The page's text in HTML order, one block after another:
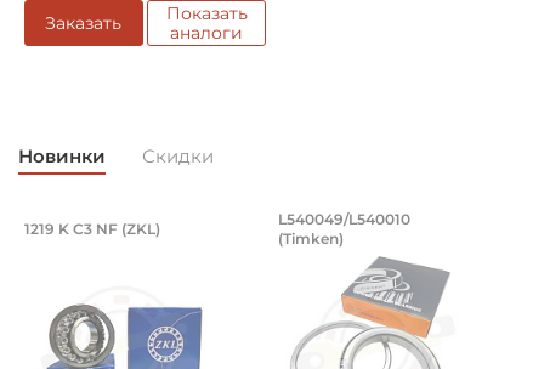
Заказать
Показать
аналоги
Новинки Скидки
Подшипник 95х170х32 мм, шариковый
Подшипник 95х170х32 мм, шариковый двухрядный,
1219 K C3 NF (ZKL) Подшипник
Подшипник
L540049/L540010
(Timken)